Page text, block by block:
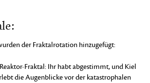
der Fraktalrotation hinzugefügt:
Fraktal: Ihr habt abgestimmt, und Kiel
die Augenblicke vor der katastrophalen